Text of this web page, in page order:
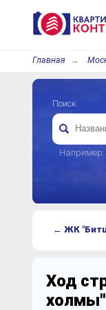
Главная
Поиск
Например:
Ход
холмы"